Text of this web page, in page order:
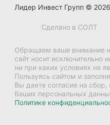
Лидер Инвест Групп ©
Сделано в СОЛТ
Обращаем ваше внимание
сайт носит исключительно
ни при каких условиях не
Пользуясь сайтом и
Вы даете согласие на сбор,
Ваших персональных
Политике